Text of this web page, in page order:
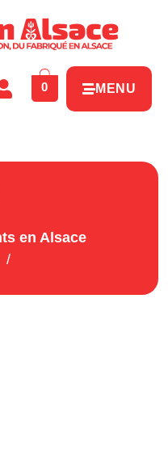
0 MENU
en Alsace